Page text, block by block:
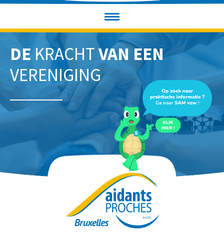
DE KRACHTVAN EEN
VERENIGING